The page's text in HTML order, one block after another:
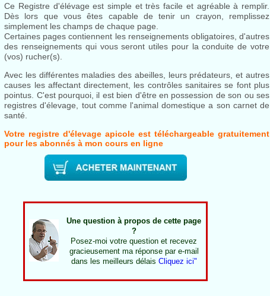
Ce Registre d'élévage est simple et très facile et agréable à remplir.
Dès lors que vous êtes capable de tenir un crayon, remplissez
simplement les champs de chaque page.
Certaines pages contiennent les renseignements obligatoires, d'autres
des renseignements qui vous seront utiles pour la conduite de votre
(vos) rucher(s).
Avec les différentes maladies des abeilles, leurs prédateurs, et autres
causes les affectant directement, les contrôles sanitaires se font plus
pointus. C'est pourquoi, il est bien d'être en possession de son ou ses
registres d'élevage, tout comme l'animal domestique a son carnet de
santé.
Votre registre d'élevage apicole est téléchargeable gratuitement
pour les abonnés à mon cours en ligne
Une question à propos de cette page
?
Posez-moi votre question et recevez
gracieusement ma réponse par e-mail
dans les meilleurs délais Cliquez ici"